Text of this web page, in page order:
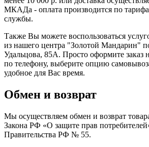
МКАДа - оплата производится по
службы.
Также Вы можете воспользоваться
из нашего центра "Золотой Мандарин"
Удальцова, 85А. Просто оформите заказ
по телефону, выберите опцию
удобное для Вас время.
Обмен и возврат
Мы осуществляем обмен и возврат
Закона РФ «О защите прав
Правительства РФ № 55.